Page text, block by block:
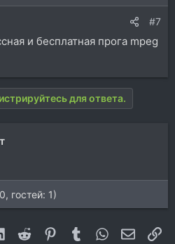
#7
и бесплатная прога mpeg
для ответа.
гостей: 1)
LinkedIn
Reddit Pinterest
Tumblr WhatsApp